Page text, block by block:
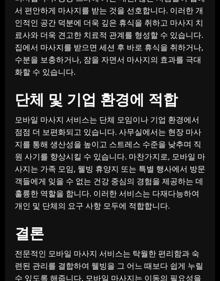
서 편안하게 마사지를 받는 것을 선호합니다. 이러한 개
인적인 공간 덕분에 더욱 깊은 휴식을 취하고 마사지 치
료사와 더욱 견고한 치료적 관계를 형성할 수 있습니다.
집에서 마사지를 받으면 세션 후 바로 휴식을 취하거나,
수분을 보충하거나, 잠을 자면서 마사지의 효과를 극대
화할 수 있습니다.
단체 및 기업 환경에 적합
모바일 마사지 서비스는 단체 모임이나 기업 환경에서
점점 더 보편화되고 있습니다. 사무실에서는 현장 마사
지를 통해 생산성을 높이고 스트레스 수준을 낮추며 직
원 사기를 향상시킬 수 있습니다. 마찬가지로, 모바일 마
사지는 가족 모임, 웰빙 휴양지 또는 특별 행사에서 방문
객들에게 잊을 수 없는 건강 중심의 경험을 제공하는 데
훌륭한 역할을 합니다. 이러한 서비스는 다재다능하여
개인 및 단체의 요구 사항 모두에 적합합니다.
결론
전문적인 모바일 마사지 서비스는 탁월한 편리함과 숙
련된 관리를 결합하여 웰빙을 그 어느 때보다 쉽게 ​​누릴
수 있도록 해줍니다. 모바일 마사지는 이동의 필요성을